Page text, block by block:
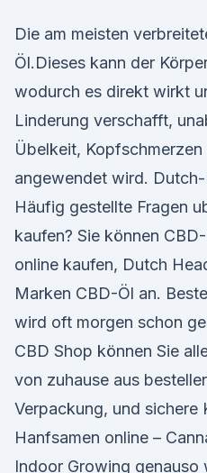
Die am meisten
Öl.Dieses kann der
wodurch es direkt wirkt
Linderung verschafft,
Übelkeit,
angewendet wird.
Häufig gestellte Fragen
kaufen? Sie können
online kaufen, Dutch
Marken CBD-Öl an.
wird oft morgen schon
CBD Shop können Sie
von zuhause aus
Verpackung, und sichere
Hanfsamen online –
Indoor Growing genauso